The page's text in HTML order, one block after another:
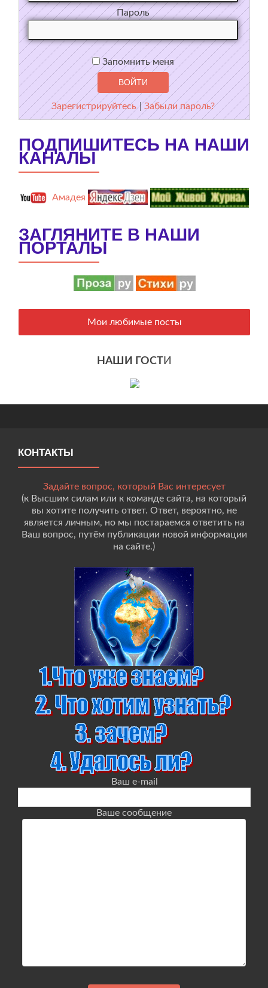
Пароль
Запомнить меня
Зарегистрируйтесь |Забыли пароль?
ПОДПИШИТЕСЬ НА НАШИ
КАНАЛЫ
Амадея
ЗАГЛЯНИТЕ В НАШИ
ПОРТАЛЫ
Мои любимые посты
НАШИ ГОСТИ
КОНТАКТЫ
Задайте вопрос, который Вас интересует
(к Высшим силам или к команде сайта, на который
вы хотите получить ответ. Ответ, вероятно, не
является личным, но мы постараемся ответить на
Ваш вопрос, путём публикации новой информации
на сайте.)
Ваш e-mail
Ваше сообщение